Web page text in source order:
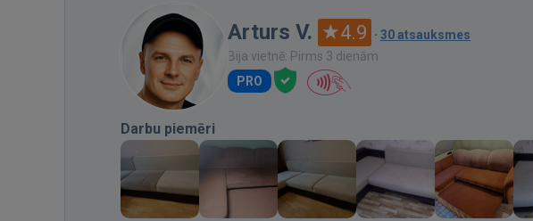
Arturs V. 4.9 · 30 atsauksmes
Bija vietnē: Pirms 3 dienām
PRO
Darbu piemēri